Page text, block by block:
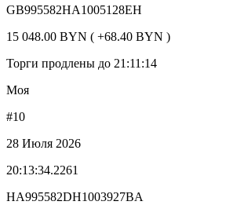
GB995582HA1005128EH
15 048.00 BYN ( +68.40 BYN )
Торги продлены до 21:11:14
Моя
#10
28 Июля 2026
20:13:34.2261
HA995582DH1003927BA